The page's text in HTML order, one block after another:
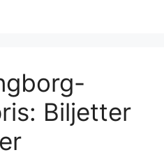
Biljetter